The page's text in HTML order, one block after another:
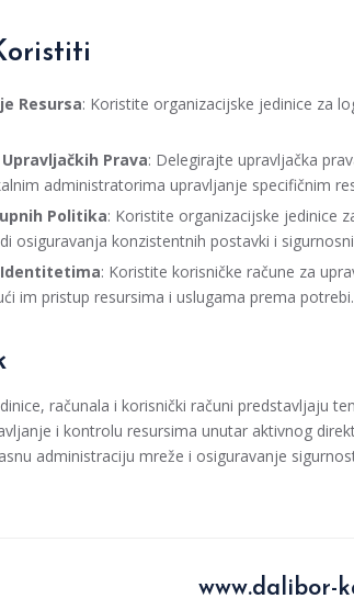
Resursa: Koristite organizacijske jedinice za
Prava: Delegirajte upravljačka
administratorima upravljanje specifičnim
Politika: Koristite organizacijske jedinice
osiguravanja konzistentnih postavki i
: Koristite korisničke račune za
im pristup resursima i uslugama prema potrebi.
računala i korisnički računi predstavljaju
i kontrolu resursima unutar aktivnog
administraciju mreže i osiguravanje
www.dalibor-